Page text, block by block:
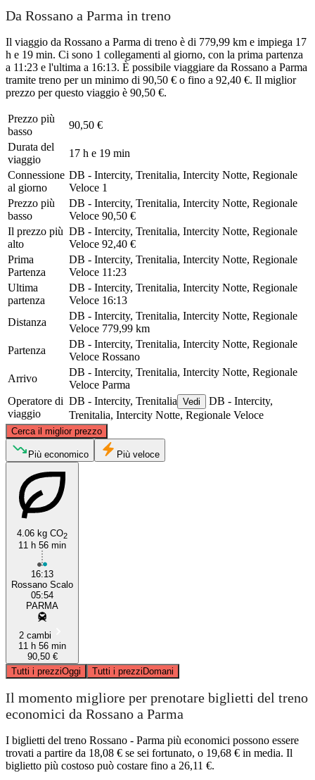
Da Rossano a Parma in treno
Il viaggio da Rossano a Parma di treno è di 779,99 km e impiega 17
h e 19 min. Ci sono 1 collegamenti al giorno, con la prima partenza
a 11:23 e l'ultima a 16:13. È possibile viaggiare da Rossano a Parma
tramite treno per un minimo di 90,50 € o fino a 92,40 €. Il miglior
prezzo per questo viaggio è 90,50 €.
Prezzo più
basso
90,50 €
Durata del
viaggio
17 h e 19 min
Connessione
al giorno
DB - Intercity, Trenitalia, Intercity Notte, Regionale
Veloce 1
Prezzo più
basso
DB - Intercity, Trenitalia, Intercity Notte, Regionale
Veloce 90,50 €
Il prezzo più
alto
DB - Intercity, Trenitalia, Intercity Notte, Regionale
Veloce 92,40 €
Prima
Partenza
DB - Intercity, Trenitalia, Intercity Notte, Regionale
Veloce 11:23
Ultima
partenza
DB - Intercity, Trenitalia, Intercity Notte, Regionale
Veloce 16:13
Distanza
DB - Intercity, Trenitalia, Intercity Notte, Regionale
Veloce 779,99 km
Partenza
DB - Intercity, Trenitalia, Intercity Notte, Regionale
Veloce Rossano
Arrivo
DB - Intercity, Trenitalia, Intercity Notte, Regionale
Veloce Parma
Operatore di
viaggio
DB - Intercity, Trenitalia Vedi
DB - Intercity,
Trenitalia, Intercity Notte, Regionale Veloce
Cerca il miglior prezzo
Parma
©CARTO, ©OpenStreetMapcontributors
Più economico Più veloce
4.06 kg CO2
11 h 56 min
16:13
Rossano Scalo
05:54
PARMA
2 cambi
11 h 56 min
90,50 €
Tutti i prezziOggi Tutti i prezziDomani
Il momento migliore per prenotare biglietti del treno
economici da Rossano a Parma
I biglietti del treno Rossano - Parma più economici possono essere
trovati a partire da 18,08 € se sei fortunato, o 19,68 € in media. Il
biglietto più costoso può costare fino a 26,11 €.